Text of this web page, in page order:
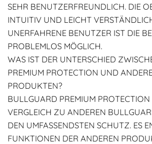
SEHR BENUTZERFREUNDLICH. DIE
INTUITIV UND LEICHT
UNERFAHRENE BENUTZER IST DIE
PROBLEMLOS MÖGLICH.
WAS IST DER UNTERSCHIED
PREMIUM PROTECTION UND
PRODUKTEN?
BULLGUARD PREMIUM PROTECTION
VERGLEICH ZU ANDEREN
DEN UMFASSENDSTEN SCHUTZ. ES
FUNKTIONEN DER ANDEREN